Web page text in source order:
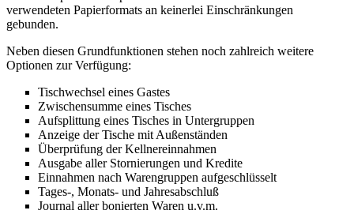
verwendeten Papierformats an keinerlei Einschränkungen
gebunden.
Neben diesen Grundfunktionen stehen noch zahlreich weitere
Optionen zur Verfügung:
Tischwechsel eines Gastes
Zwischensumme eines Tisches
Aufsplittung eines Tisches in Untergruppen
Anzeige der Tische mit Außenständen
Überprüfung der Kellnereinnahmen
Ausgabe aller Stornierungen und Kredite
Einnahmen nach Warengruppen aufgeschlüsselt
Tages-, Monats- und Jahresabschluß
Journal aller bonierten Waren u.v.m.